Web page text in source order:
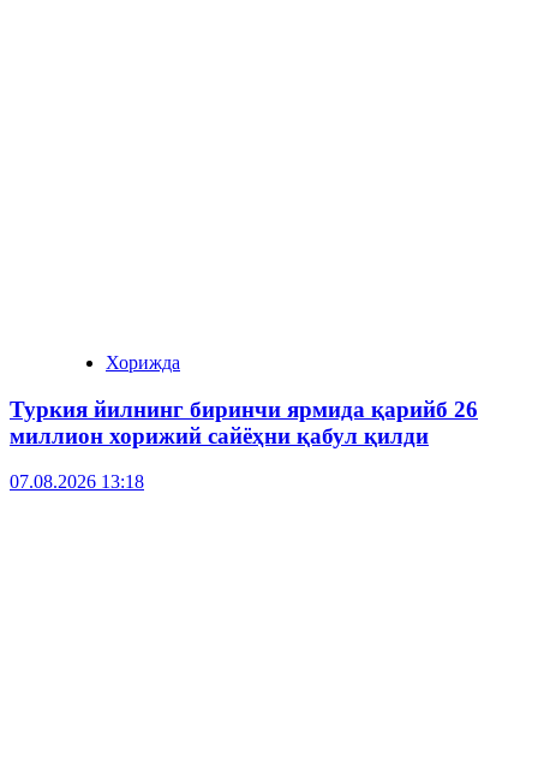
Хорижда
Туркия йилнинг биринчи ярмида қарийб 26
миллион хорижий сайёҳни қабул қилди
07.08.2026 13:18